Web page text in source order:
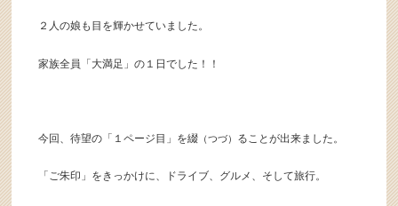
２人の娘も目を輝かせていました。
家族全員「大満足」の１日でした！！
今回、待望の「１ページ目」を綴 （つづ） ることが出来ました。
「ご朱印」をきっかけに、ドライブ、グルメ、そして旅行。